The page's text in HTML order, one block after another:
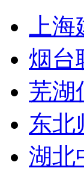
上
烟台
芜湖
东北
湖北